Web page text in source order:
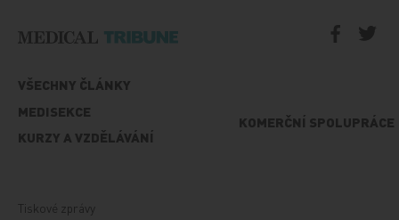
VŠECHNY ČLÁNKY
MEDISEKCE
KURZY A VZDĚLÁVÁNÍ
KOMERČNÍ SPOLUPRÁCE
Tiskové zprávy